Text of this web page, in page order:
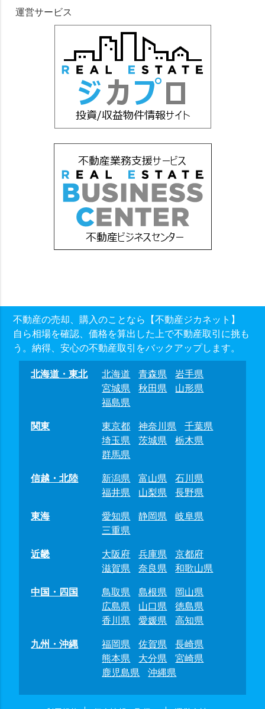
運営サービス
不動産の売却、購入のことなら【不動産ジカネット】
自ら相場を確認、価格を算出した上で不動産取引に挑も
う。納得、安心の不動産取引をバックアップします。
北海道・東北 北海道 青森県
岩手県
宮城県
秋田県
山形県
福島県
関東
東京都 神奈川県
千葉県
埼玉県
茨城県
栃木県
群馬県
信越・北陸
新潟県 富山県
石川県
福井県
山梨県
長野県
東海
愛知県 静岡県
岐阜県
三重県
近畿
大阪府 兵庫県
京都府
滋賀県
奈良県
和歌山県
中国・四国
鳥取県 島根県
岡山県
広島県
山口県
徳島県
香川県
愛媛県
高知県
九州・沖縄
福岡県 佐賀県
長崎県
熊本県
大分県
宮崎県
鹿児島県
沖縄県